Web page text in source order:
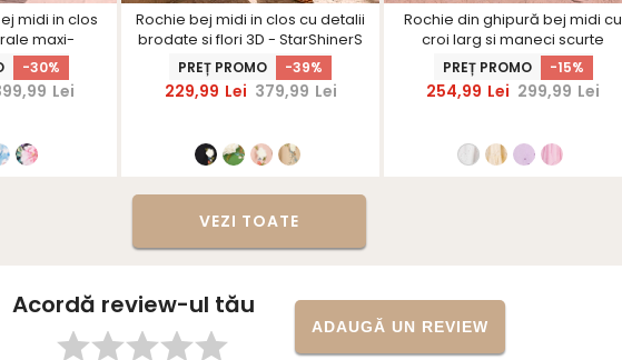
midi in clos
maxi-
-30%
Lei
Rochie bej midi in clos cu detalii
brodate si flori 3D - StarShinerS
PREȚ PROMO -39%
229,99 Lei 379,99 Lei
Rochie din ghipură bej midi cu
croi larg si maneci scurte
bufante
PREȚ PROMO -15%
254,99 Lei 299,99 Lei
VEZI TOATE
Acordă review-ul tău
ADAUGĂ UN REVIEW